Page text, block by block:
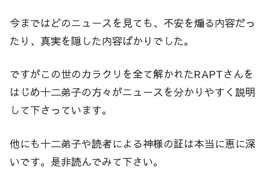
今まではどのニュースを見ても、不安を煽る内容だっ
たり、真実を隠した内容ばかりでした。
ですがこの世のカラクリを全て解かれたRAPTさんを
はじめ十二弟子の方々がニュースを分かりやすく説明
して下さっています。
他にも十二弟子や読者による神様の証は本当に恵に深
いです。是非読んでみて下さい。